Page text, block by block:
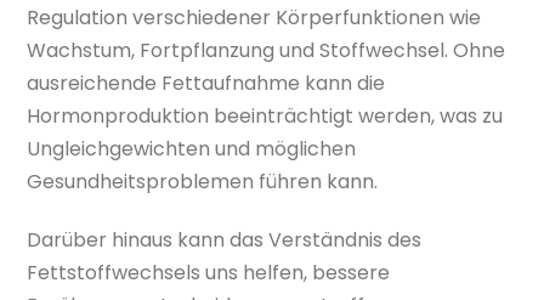
Regulation verschiedener Körperfunktionen wie
Wachstum, Fortpflanzung und Stoffwechsel. Ohne
ausreichende Fettaufnahme kann die
Hormonproduktion beeinträchtigt werden, was zu
Ungleichgewichten und möglichen
Gesundheitsproblemen führen kann.
Darüber hinaus kann das Verständnis des
Fettstoffwechsels uns helfen, bessere